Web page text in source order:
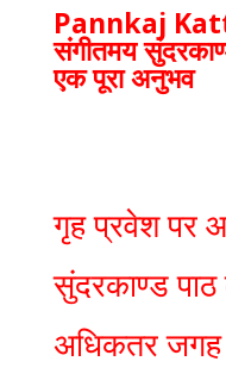
Pannkaj
संगीतमय
एक पूरा अनुभव
गृह प्रवेश पर
सुंदरकाण्ड
अधिकतर जगह